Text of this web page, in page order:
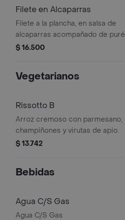
Filete en Alcaparras
Filete a la plancha, en salsa de
alcaparras acompañado de puré
ahumado con tocino.
$ 16.500
Vegetarianos
Rissotto B
Arroz cremoso con parmesano,
champiñones y virutas de apio.
$ 13.742
Bebidas
Agua C/S Gas
Agua C/S Gas